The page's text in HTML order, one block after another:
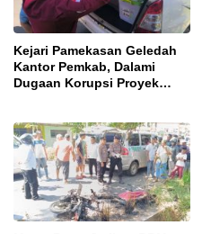
Kejari Pamekasan Geledah
Kantor Pemkab, Dalami
Dugaan Korupsi Proyek